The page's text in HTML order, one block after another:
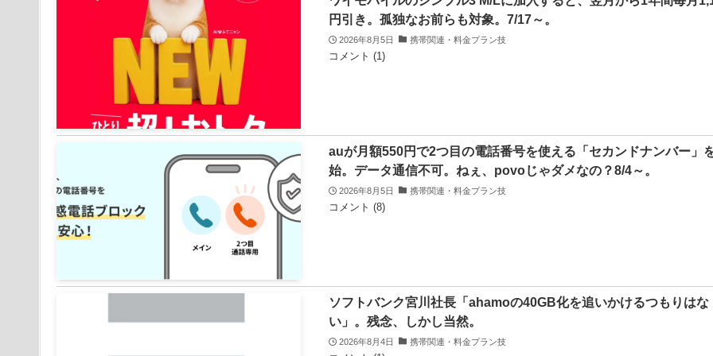
円引き。孤独なお前らも対象。7/17～。
2026年8月5日 携帯関連・料金プラン技
コメント (1)
auが月額550円で2つ目の電話番号を使える「セカンドナンバー」
始。データ通信不可。ねぇ、povoじゃダメなの？8/4～。
2026年8月5日 携帯関連・料金プラン技
コメント (8)
ソフトバンク宮川社長「ahamoの40GB化を追いかけるつもりはな
い」。残念、しかし当然。
2026年8月4日 携帯関連・料金プラン技